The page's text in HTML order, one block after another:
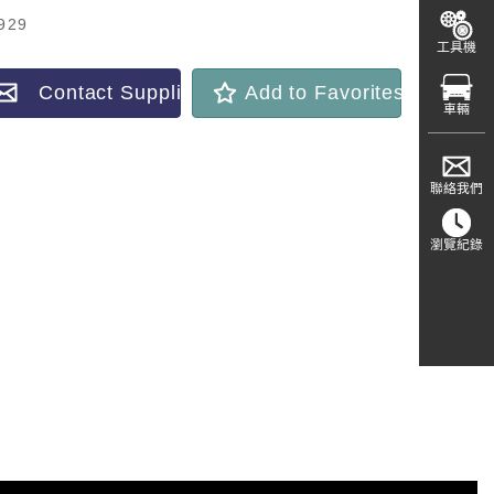
Contact Supplier Add to Favorites
工具機
車輛
聯絡我們
瀏覽紀錄